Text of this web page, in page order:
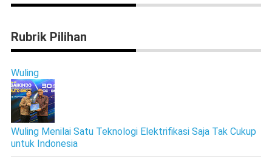
Rubrik Pilihan
Wuling
Wuling Menilai Satu Teknologi Elektrifikasi Saja Tak Cukup
untuk Indonesia